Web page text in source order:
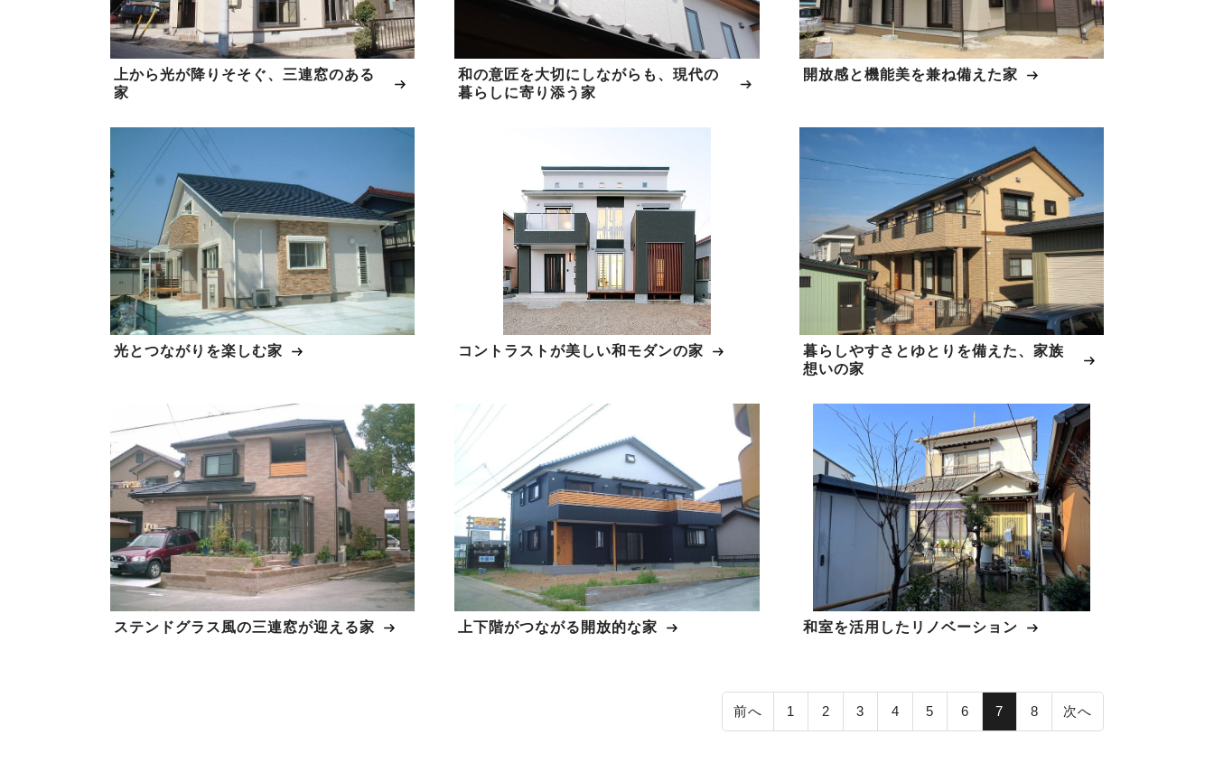
上から光が降りそそぐ、三連窓のある
家
和の意匠を大切にしながらも、現代の
暮らしに寄り添う家
開放感と機能美を兼ね備えた家
光とつながりを楽しむ家 コントラストが美しい和モダンの家
暮らしやすさとゆとりを備えた、家族
想いの家
ステンドグラス風の三連窓が迎える家 上下階がつながる開放的な家 和室を活用したリノベーション
前へ 1 2 3 4 5 6 7 8 次へ